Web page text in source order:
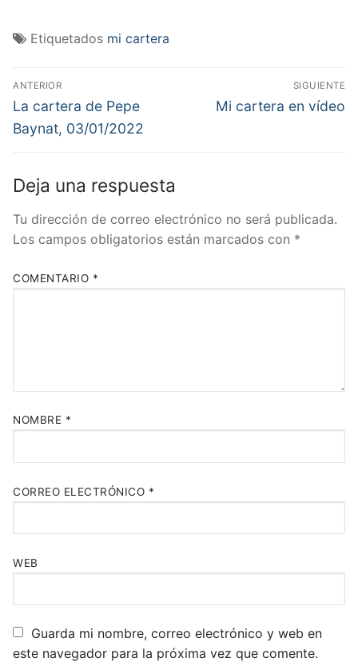
Etiquetados mi cartera
Navegación
de
entradas
ANTERIOR
Entrada
anterior:
La cartera de Pepe
Baynat, 03/01/2022
SIGUIENTE
Entrada
Mi cartera en vídeo
Deja una respuesta
Tu dirección de correo electrónico no será publicada.
Los campos obligatorios están marcados con *
COMENTARIO *
NOMBRE *
CORREO ELECTRÓNICO *
WEB
Guarda mi nombre, correo electrónico y web en
este navegador para la próxima vez que comente.